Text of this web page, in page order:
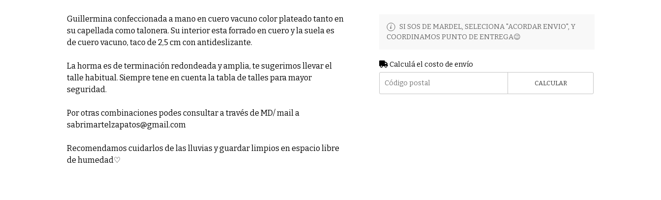
Guillermina confeccionada a mano en cuero vacuno color plateado tanto en
su capellada como talonera. Su interior esta forrado en cuero y la suela es
de cuero vacuno, taco de 2,5 cm con antideslizante.
La horma es de terminación redondeada y amplia, te sugerimos llevar el
talle habitual. Siempre tene en cuenta la tabla de talles para mayor
seguridad.
Por otras combinaciones podes consultar a través de MD/ mail a
sabrimartelzapatos@gmail.com
Recomendamos cuidarlos de las lluvias y guardar limpios en espacio libre
de humedad♡
SI SOS DE MARDEL, SELECIONA "ACORDAR ENVIO", Y
COORDINAMOS PUNTO DE ENTREGA😉
Calculá el costo de envío
CALCULAR